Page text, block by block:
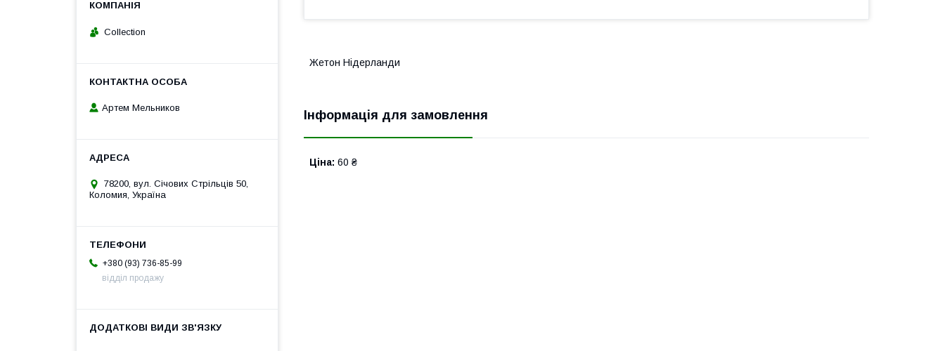
Жетон Нідерланди
Інформація для замовлення
Ціна: 60 ₴
Collection
Артем Мельников
78200, вул. Січових Стрільців 50,
Коломия, Україна
+380 (93) 736-85-99
відділ продажу